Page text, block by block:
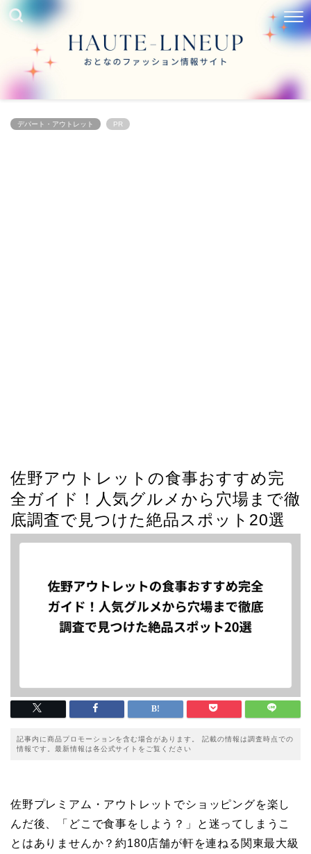
デパート・アウトレット PR
佐野アウトレットの食事おすすめ完
全ガイド！人気グルメから穴場まで徹
底調査で見つけた絶品スポット20選
記事内に商品プロモーションを含む場合があります。 記載の情報は調査時点での
情報です。最新情報は各公式サイトをご覧ください
佐野プレミアム・アウトレットでショッピングを楽し
んだ後、「どこで食事をしよう？」と迷ってしまうこ
とはありませんか？約180店舗が軒を連ねる関東最大級